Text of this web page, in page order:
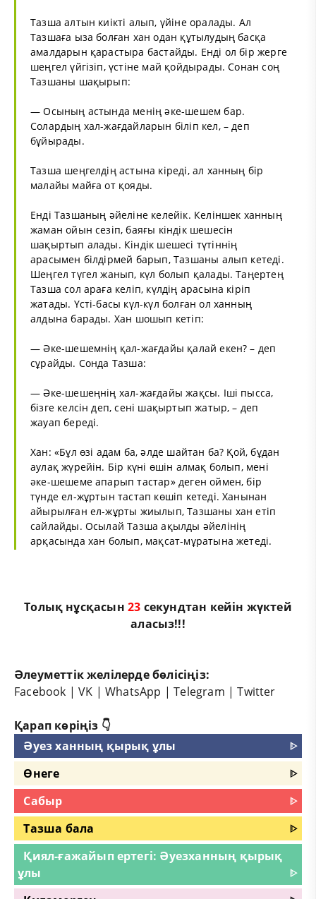
Тазша алтын киікті алып, үйіне оралады. Ал
Тазшаға ыза болған хан одан құтылудың басқа
амалдарын қарастыра бастайды. Енді ол бір жерге
шеңгел үйгізіп, үстіне май қойдырады. Сонан соң
Тазшаны шақырып:
— Осының астында менің әке-шешем бар.
Солардың хал-жағдайларын біліп кел, – деп
бұйырады.
Тазша шеңгелдің астына кіреді, ал ханның бір
малайы майға от қояды.
Енді Тазшаның әйеліне келейік. Келіншек ханның
жаман ойын сезіп, баяғы кіндік шешесін
шақыртып алады. Кіндік шешесі түтіннің
арасымен білдірмей барып, Тазшаны алып кетеді.
Шеңгел түгел жанып, күл болып қалады. Таңертең
Тазша сол араға келіп, күлдің арасына кіріп
жатады. Үсті-басы күл-күл болған ол ханның
алдына барады. Хан шошып кетіп:
— Әке-шешемнің қал-жағдайы қалай екен? – деп
сұрайды. Сонда Тазша:
— Әке-шешеңнің хал-жағдайы жақсы. Іші пысса,
бізге келсін деп, сені шақыртып жатыр, – деп
жауап береді.
Хан: «Бұл өзі адам ба, әлде шайтан ба? Қой, бұдан
аулақ жүрейін. Бір күні өшін алмақ болып, мені
әке-шешеме апарып тастар» деген оймен, бір
түнде ел-жұртын тастап көшіп кетеді. Ханынан
айырылған ел-жұрты жиылып, Тазшаны хан етіп
сайлайды. Осылай Тазша ақылды әйелінің
арқасында хан болып, мақсат-мұратына жетеді.
Толық нұсқасын22 секундтан кейін жүктей
аласыз!!!
Әлеуметтік желілерде бөлісіңіз:
Facebook |VK |WhatsApp |Telegram |Twitter
Қарап көріңіз 👇
Әуез ханның қырық ұлы
ᐈ
Өнеге
ᐈ
Сабыр
ᐈ
Тазша бала
ᐈ
Қиял-ғажайып ертегі: Әуезханның қырық
ұлы
ᐈ